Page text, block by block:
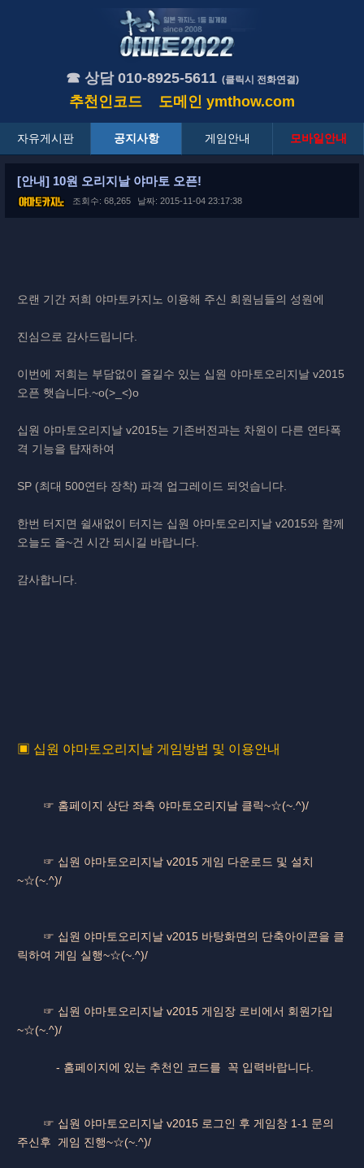
☎ 상담 010-8925-5611 (클릭시 전화연결)
추천인코드 도메인 ymthow.com
자유게시판 공지사항 게임안내 모바일안내
[안내] 10원 오리지날 야마토 오픈!
조회수: 68,265 날짜: 2015-11-04 23:17:38
오랜 기간 저희 야마토카지노 이용해 주신 회원님들의 성원에
진심으로 감사드립니다.
이번에 저희는 부담없이 즐길수 있는 십원 야마토오리지날 v2015
오픈 햇습니다.~o(>_<)o
십원 야마토오리지날 v2015는 기존버전과는 차원이 다른 연타폭
격 기능을 턉재하여
SP (최대 500연타 장착) 파격 업그레이드 되엇습니다.
한번 터지면 쉴새없이 터지는 십원 야마토오리지날 v2015와 함께
오늘도 즐~건 시간 되시길 바랍니다.
감사합니다.
▣ 십원 야마토오리지날 게임방법 및 이용안내
☞ 홈페이지 상단 좌측 야마토오리지날 클릭~☆(~.^)/
☞ 십원 야마토오리지날 v2015 게임 다운로드 및 설치
~☆(~.^)/
☞ 십원 야마토오리지날 v2015 바탕화면의 단축아이콘을 클
릭하여 게임 실행~☆(~.^)/
☞ 십원 야마토오리지날 v2015 게임장 로비에서 회원가입
~☆(~.^)/
- 홈페이지에 있는 추천인 코드를 꼭 입력바랍니다.
☞ 십원 야마토오리지날 v2015 로그인 후 게임창 1-1 문의
주신후 게임 진행~☆(~.^)/